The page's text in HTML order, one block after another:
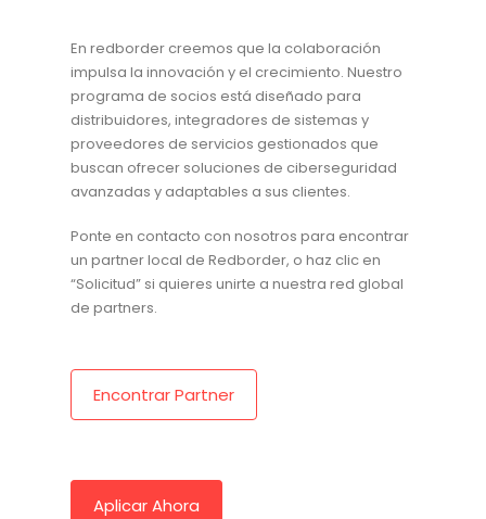
En redborder creemos que la colaboración
impulsa la innovación y el crecimiento. Nuestro
programa de socios está diseñado para
distribuidores, integradores de sistemas y
proveedores de servicios gestionados que
buscan ofrecer soluciones de ciberseguridad
avanzadas y adaptables a sus clientes.
Ponte en contacto con nosotros para encontrar
un partner local de Redborder, o haz clic en
“Solicitud” si quieres unirte a nuestra red global
de partners.
Encontrar Partner
Aplicar Ahora